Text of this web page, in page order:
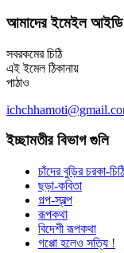
আমাদের ইমেইল আইডি
সবরকমের চিঠি
এই ইমেল ঠিকানায়
পাঠাও
ইচ্ছামতীর বিভাগ গুলি
চাঁদের বুড়ির চরকা-চিঠি
ছড়া-কবিতা
গল্প-স্বল্প
রূপকথা
বিদেশী রূপকথা
গপ্পো হলেও সত্যি !